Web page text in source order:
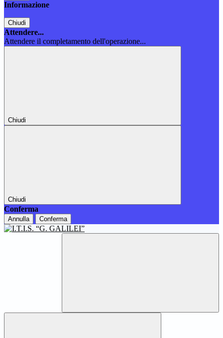
Informazione
Chiudi
Attendere...
Attendere il completamento dell'operazione...
Chiudi
Chiudi
Conferma
Annulla Conferma